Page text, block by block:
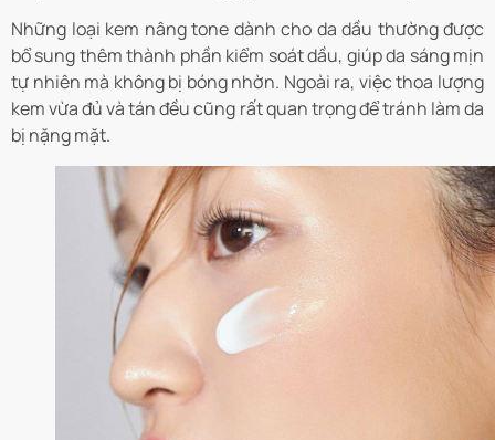
Những loại kem nâng tone dành cho da dầu thường được
bổ sung thêm thành phần kiểm soát dầu, giúp da sáng mịn
tự nhiên mà không bị bóng nhờn. Ngoài ra, việc thoa lượng
kem vừa đủ và tán đều cũng rất quan trọng để tránh làm da
bị nặng mặt.